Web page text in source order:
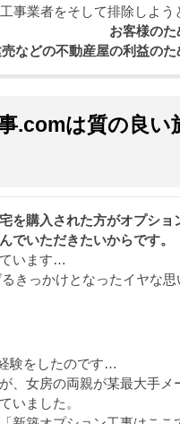
事業者をそして排除しよう
お客様の
などの不動産屋の利益の
.comは質の良い
を購入された方がオプシ
でいただきたいからです。
います…
きっかけとなったイヤな
験をしたのです…
、女房の両親が某最大手
いました。